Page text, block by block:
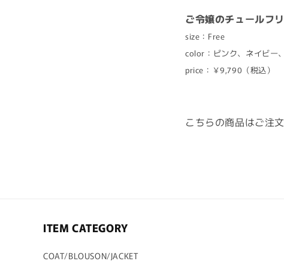
ご令嬢のチュールフ
size：Free
color：ピンク、ネイビー
price：￥9,790（税込）
こちらの商品はご注
ITEM CATEGORY
COAT/BLOUSON/JACKET